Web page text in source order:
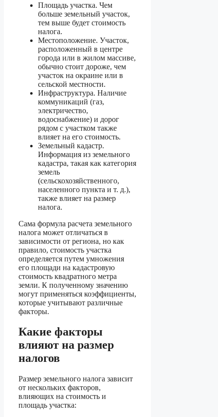
Площадь участка. Чем
больше земельный участок,
тем выше будет стоимость
налога.
Местоположение. Участок,
расположенный в центре
города или в жилом массиве,
обычно стоит дороже, чем
участок на окраине или в
сельской местности.
Инфраструктура. Наличие
коммуникаций (газ,
электричество,
водоснабжение) и дорог
рядом с участком также
влияет на его стоимость.
Земельный кадастр.
Информация из земельного
кадастра, такая как категория
земель
(сельскохозяйственного,
населенного пункта и т. д.),
также влияет на размер
налога.
Сама формула расчета земельного
налога может отличаться в
зависимости от региона, но как
правило, стоимость участка
определяется путем умножения
его площади на кадастровую
стоимость квадратного метра
земли. К полученному значению
могут применяться коэффициенты,
которые учитывают различные
факторы.
Какие факторы
влияют на размер
налогов
Размер земельного налога зависит
от нескольких факторов,
влияющих на стоимость и
площадь участка: